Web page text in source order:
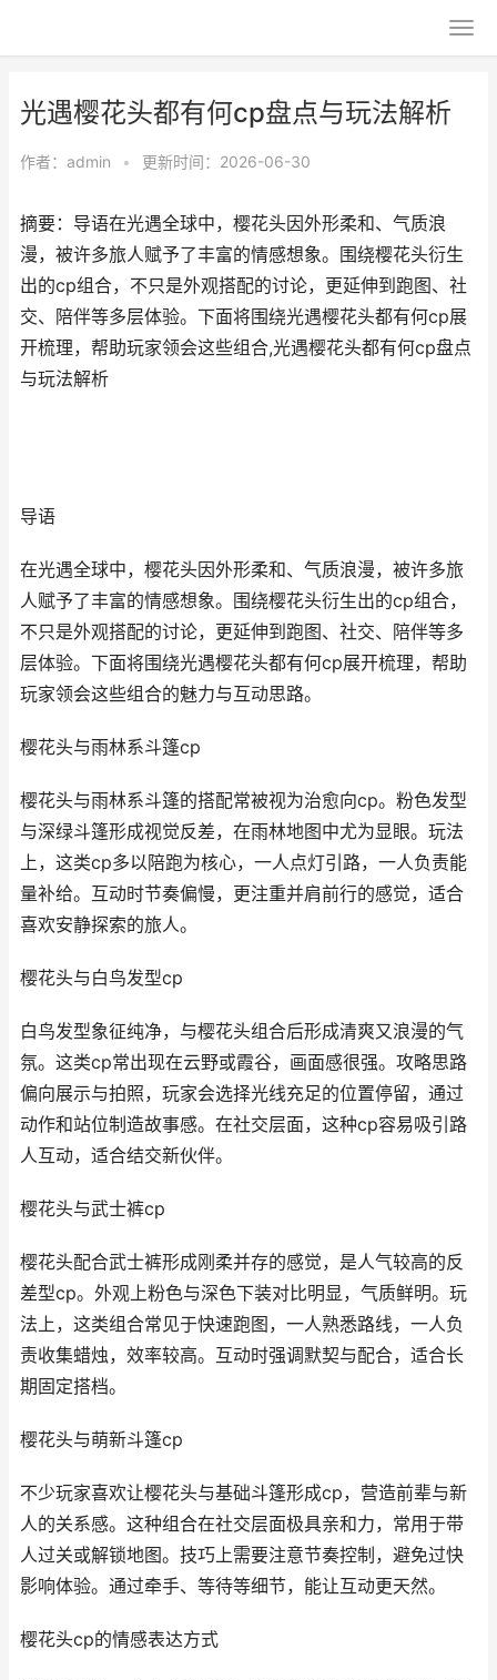
光遇樱花头都有何cp盘点与玩法解析
作者： admin • 更新时间：2026-06-30
摘要：导语在光遇全球中，樱花头因外形柔和、气质浪
漫，被许多旅人赋予了丰富的情感想象。围绕樱花头衍生
出的cp组合，不只是外观搭配的讨论，更延伸到跑图、社
交、陪伴等多层体验。下面将围绕光遇樱花头都有何cp展
开梳理，帮助玩家领会这些组合,光遇樱花头都有何cp盘点
与玩法解析
导语
在光遇全球中，樱花头因外形柔和、气质浪漫，被许多旅
人赋予了丰富的情感想象。围绕樱花头衍生出的cp组合，
不只是外观搭配的讨论，更延伸到跑图、社交、陪伴等多
层体验。下面将围绕光遇樱花头都有何cp展开梳理，帮助
玩家领会这些组合的魅力与互动思路。
樱花头与雨林系斗篷cp
樱花头与雨林系斗篷的搭配常被视为治愈向cp。粉色发型
与深绿斗篷形成视觉反差，在雨林地图中尤为显眼。玩法
上，这类cp多以陪跑为核心，一人点灯引路，一人负责能
量补给。互动时节奏偏慢，更注重并肩前行的感觉，适合
喜欢安静探索的旅人。
樱花头与白鸟发型cp
白鸟发型象征纯净，与樱花头组合后形成清爽又浪漫的气
氛。这类cp常出现在云野或霞谷，画面感很强。攻略思路
偏向展示与拍照，玩家会选择光线充足的位置停留，通过
动作和站位制造故事感。在社交层面，这种cp容易吸引路
人互动，适合结交新伙伴。
樱花头与武士裤cp
樱花头配合武士裤形成刚柔并存的感觉，是人气较高的反
差型cp。外观上粉色与深色下装对比明显，气质鲜明。玩
法上，这类组合常见于快速跑图，一人熟悉路线，一人负
责收集蜡烛，效率较高。互动时强调默契与配合，适合长
期固定搭档。
樱花头与萌新斗篷cp
不少玩家喜欢让樱花头与基础斗篷形成cp，营造前辈与新
人的关系感。这种组合在社交层面极具亲和力，常用于带
人过关或解锁地图。技巧上需要注意节奏控制，避免过快
影响体验。通过牵手、等待等细节，能让互动更天然。
樱花头cp的情感表达方式